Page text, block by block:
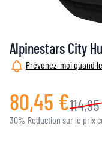
Alpinestars City
Prévenez-moi quand
80,45 €
30% Réduction sur le prix